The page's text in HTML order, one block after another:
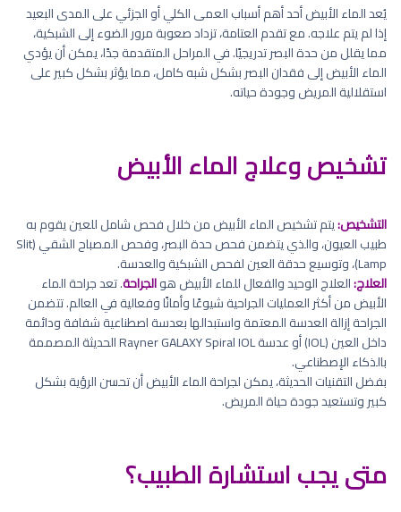
يُعد الماء الأبيض أحد أهم أسباب العمى الكلي أو الجزئي على المدى البعيد
إذا لم يتم علاجه. مع تقدم العتامة، تزداد صعوبة مرور الضوء إلى الشبكية،
مما يقلل من حدة البصر تدريجيًا. في المراحل المتقدمة جدًا، يمكن أن يؤدي
الماء الأبيض إلى فقدان البصر بشكل شبه كامل، مما يؤثر بشكل كبير على
استقلالية المريض وجودة حياته.
تشخيص وعلاج الماء الأبيض
التشخيص:يتم تشخيص الماء الأبيض من خلال فحص شامل للعين يقوم به
طبيب العيون، والذي يتضمن فحص حدة البصر، وفحص المصباح الشقي (Slit
Lamp)، وتوسيع حدقة العين لفحص الشبكية والعدسة.
العلاج:العلاج الوحيد والفعال للماء الأبيض هوالجراحة. تعد جراحة الماء
الأبيض من أكثر العمليات الجراحية شيوعًا وأمانًا وفعالية في العالم. تتضمن
الجراحة إزالة العدسة المعتمة واستبدالها بعدسة اصطناعية شفافة ودائمة
داخل العين (IOL) أو عدسة Rayner GALAXY Spiral IOL الحديثة المصممة
بالذكاء الإصطناعي.
بفضل التقنيات الحديثة، يمكن لجراحة الماء الأبيض أن تحسن الرؤية بشكل
كبير وتستعيد جودة حياة المريض.
متى يجب استشارة الطبيب؟